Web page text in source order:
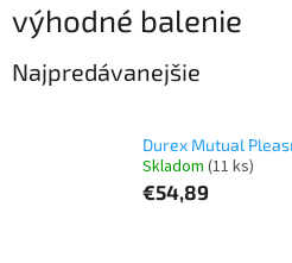
výhodné balenie
Najpredávanejšie
Durex Mutual
Skladom (11 ks)
€54,89